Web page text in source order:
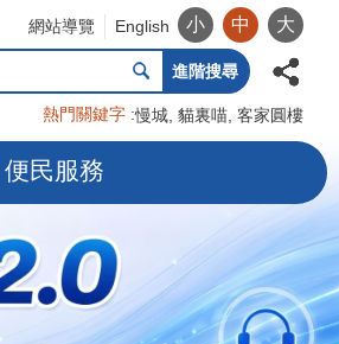
網站導覽 English 小 中 大
進階搜尋
熱門關鍵字 慢城 貓裏喵 客家圓樓
便民服務